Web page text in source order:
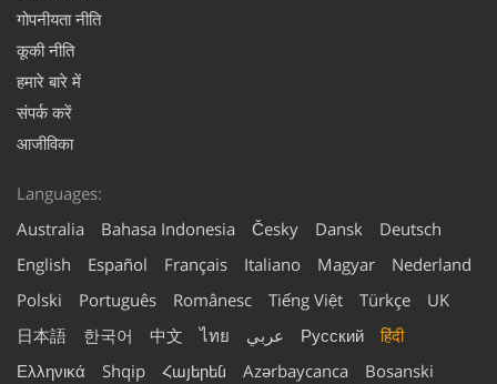
गोपनीयता नीति
कूकी नीति
हमारे बारे में
संपर्क करें
आजीविका
Languages:
Australia
Bahasa Indonesia Česky Dansk
Deutsch
English
Español Français Italiano Magyar
Nederland
Polski
Português Românesc Tiếng Việt Türkçe
UK
日本語
한국어 中文 ไทย عربي Русский
हिंदी
Ελληνικά
Shqip Հայերեն Azərbaycanca
Bosanski